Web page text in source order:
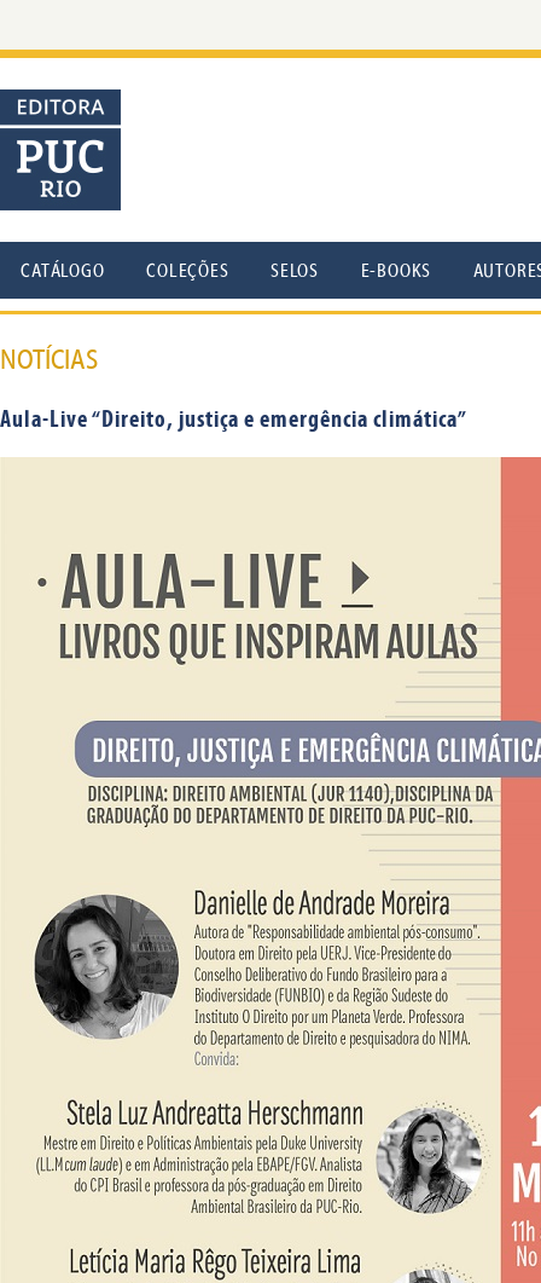
CATÁLOGO COLEÇÕES SELOS E-BOOKS
NOTÍCIAS
Aula-Live “Direito, justiça e emergência climática”